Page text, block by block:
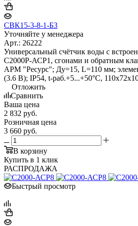
СВК15-3-8-1-Б3
Уточняйте у менеджера
Арт.: 26222
Универсальный счётчик воды с
С2000Р-АСР1, сгонами и обратным
АРМ "Ресурс"; Ду=15, L=110 мм;
(3.6 В); IP54, t-раб.+5...+50°C,
Отложить
Сравнить
Ваша цена
2 832 руб.
Розничная цена
3 660 руб.
В корзину
Купить в 1 клик
РАСПРОДАЖА
Быстрый просмотр